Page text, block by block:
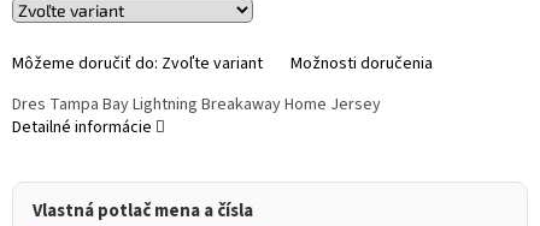
Môžeme doručiť do: Zvoľte variant Možnosti doručenia
Vlastná potlač mena a čísla
Dres Tampa Bay Lightning Breakaway Home Jersey
Detailné informácie